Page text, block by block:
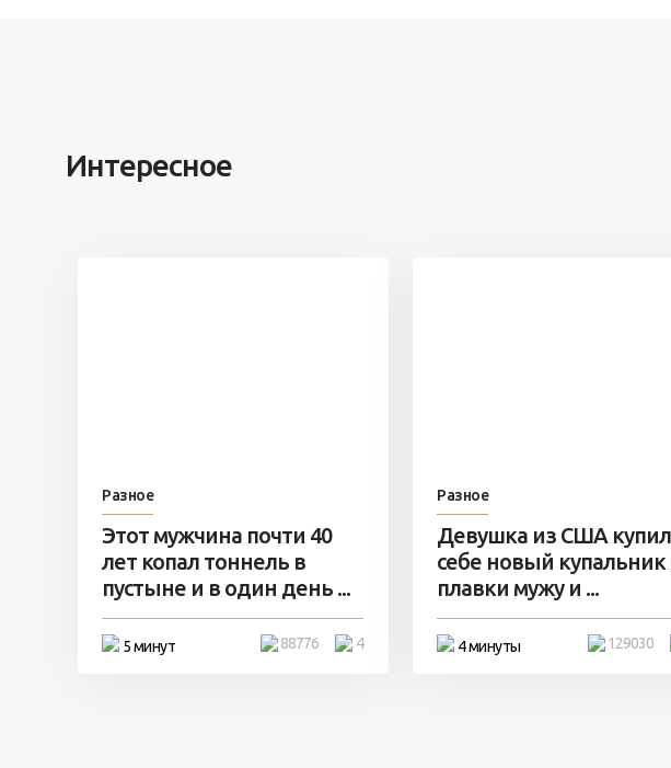
Интересное
Разное
Этот мужчина почти 40
лет копал тоннель в
пустыне и в один день ...
5 минут 4
88776
Разное
Девушка из США
себе новый купальник
плавки мужу и ...
4 минуты 129030